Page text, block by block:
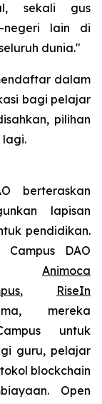
sekali gus
negeri lain di
dunia."
dalam
bagi pelajar
pilihan
lagi.
berteraskan
lapisan
pendidikan.
DAO
Animoca
, RiseIn
mereka
untuk
guru, pelajar
blockchain
Open